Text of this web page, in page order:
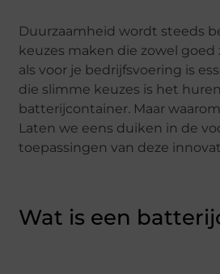
Duurzaamheid wordt steeds
keuzes maken die zowel
als voor je bedrijfsvoering is
die slimme keuzes is het
batterijcontainer. Maar
Laten we eens duiken in de
toepassingen van deze
Wat is een